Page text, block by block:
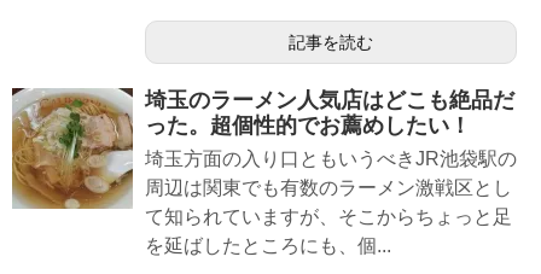
記事を読む
埼玉のラーメン人気店はどこも絶品だ
った。超個性的でお薦めしたい！
埼玉方面の入り口ともいうべきJR池袋駅の
周辺は関東でも有数のラーメン激戦区とし
て知られていますが、そこからちょっと足
を延ばしたところにも、個...